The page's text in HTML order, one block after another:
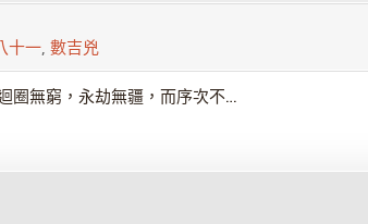
十一, 數吉兇
圈無窮，永劫無疆，而序次不…